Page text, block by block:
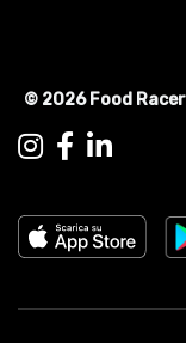
© 2026 Food